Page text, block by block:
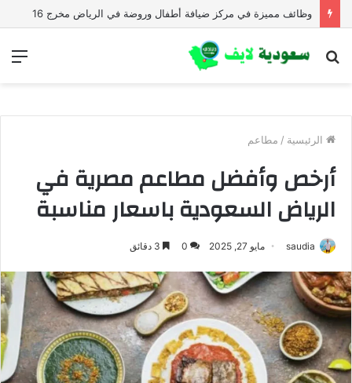
وظائف مميزة في مركز ضيافة أطفال وروضة في الرياض مخرج 16
بحث
الرئيسية / مطاعم
أرخص وأفضل مطاعم مصرية في
الرياض السعودية باسعار مناسبة
saudia مايو 27, 2025 0